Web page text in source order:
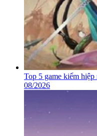
Top 5 game kiếm
08/2026